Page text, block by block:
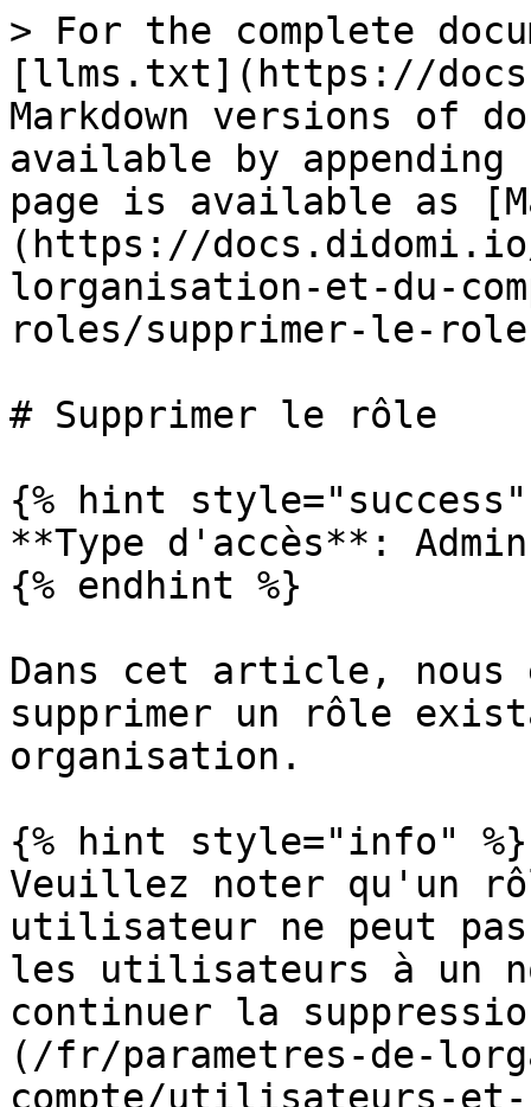
> For the complete
[llms.txt](https://
Markdown versions of
available by
page is available as
(https://
lorganisation-et-du-
roles/supprimer-le-
# Supprimer le rôle
{% hint style="success"
**Type d'accès**: Admin
{% endhint %}
Dans cet article, nous
supprimer un rôle
organisation.
{% hint style="info" %}
Veuillez noter qu'un
utilisateur ne peut
les utilisateurs à un
continuer la
(/fr/parametres-de-
compte/utilisateurs-